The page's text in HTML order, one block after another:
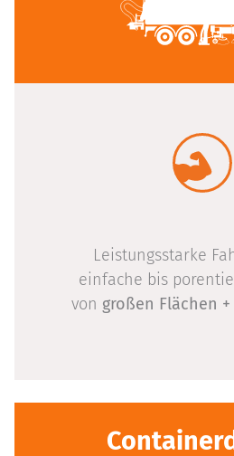
Leistungsstarke
einfache bis
von großen Flächen +